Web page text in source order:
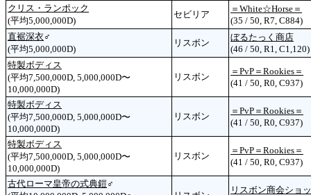
クリス・ランポック
(平均5,000,000D)
セビリア
＝White☆Horse＝
(35 / 50, R7, C884)
直裾深衣♂
(平均5,000,000D)
リスボン
ぼるたっく商店
(46 / 50, R1, C1,120)
特製ボディス
(平均7,500,000D, 5,000,000D〜
10,000,000D)
リスボン
＝PvP＝Rookies＝
(41 / 50, R0, C937)
特製ボディス
(平均7,500,000D, 5,000,000D〜
10,000,000D)
リスボン
＝PvP＝Rookies＝
(41 / 50, R0, C937)
特製ボディス
(平均7,500,000D, 5,000,000D〜
10,000,000D)
リスボン
＝PvP＝Rookies＝
(41 / 50, R0, C937)
古代ローマ皇帝の式典鎧♂
リスボン商会ショ